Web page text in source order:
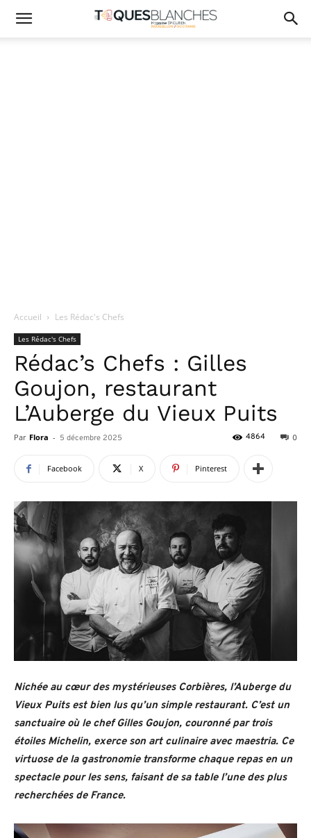
Accueil Les Rédac's Chefs
Les Rédac's Chefs
Rédac’s Chefs : Gilles
Goujon, restaurant
L’Auberge du Vieux Puits
Par Flora - 5 décembre 2025 0
4864
Facebook X Pinterest
Nichée au cœur des mystérieuses Corbières, l’Auberge du
Vieux Puits est bien lus qu’un simple restaurant. C’est un
sanctuaire où le chef Gilles Goujon, couronné par trois
étoiles Michelin, exerce son art culinaire avec maestria. Ce
virtuose de la gastronomie transforme chaque repas en un
spectacle pour les sens, faisant de sa table l’une des plus
recherchées de France.